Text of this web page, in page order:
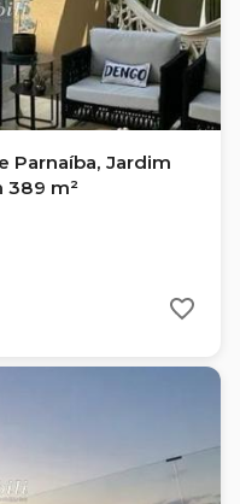
Parnaíba, Jardim
389 m²